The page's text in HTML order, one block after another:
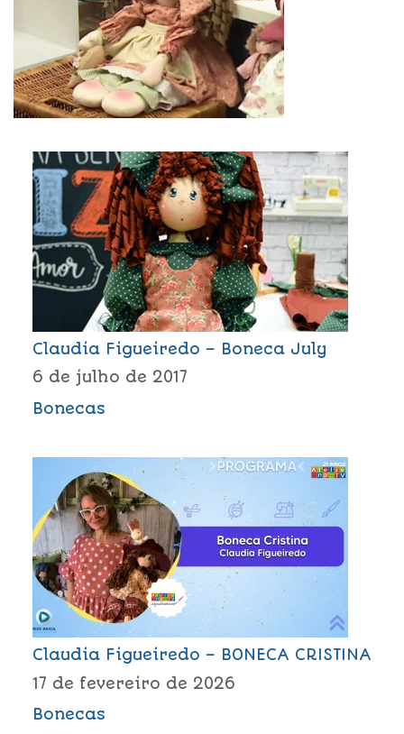
Claudia Figueiredo – Boneca July
6 de julho de 2017
Bonecas
Claudia Figueiredo – BONECA CRISTINA
17 de fevereiro de 2026
Bonecas